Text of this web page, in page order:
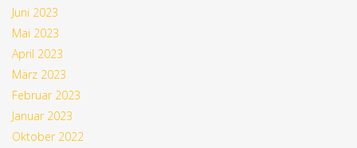
Juni 2023
Mai 2023
April 2023
März 2023
Februar 2023
Januar 2023
Oktober 2022